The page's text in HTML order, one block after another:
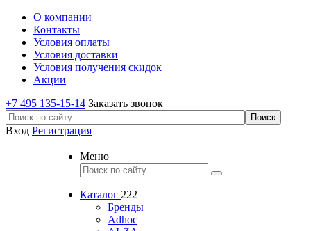
О компании
Контакты
Условия оплаты
Условия доставки
Условия получения скидок
Акции
+7 495 135-15-14 Заказать звонок
Вход Регистрация
Меню
Каталог 222
Бренды
Adhoc